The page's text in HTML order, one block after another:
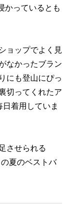
かっているとも
ョップでよく見
なかったブラン
にも登山にぴっ
切ってくれたア
着用していま
させられる
夏のベストバ